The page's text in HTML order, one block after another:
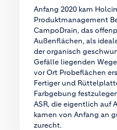
Anfang 2020 kam
Produktmanagement
CampoDrain, das
Außenflächen, als
der organisch
Gefälle liegenden
vor Ort Probeflächen
Fertiger und
Farbgebung
ASR, die eigentlich auf
kamen von Anfang an
zurecht.